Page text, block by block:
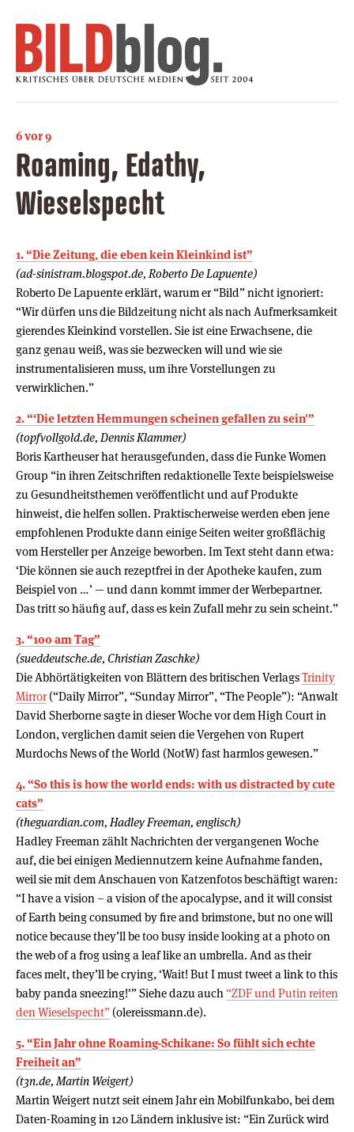
6 vor 9
Roaming, Edathy,
Wieselspecht
1. “Die Zeitung, die eben kein Kleinkind ist”
(ad-sinistram.blogspot.de, Roberto De Lapuente)
Roberto De Lapuente erklärt, warum er “Bild” nicht ignoriert:
“Wir dürfen uns die Bildzeitung nicht als nach Aufmerksamkeit
gierendes Kleinkind vorstellen. Sie ist eine Erwachsene, die
ganz genau weiß, was sie bezwecken will und wie sie
instrumentalisieren muss, um ihre Vorstellungen zu
verwirklichen.”
2. “‘Die letzten Hemmungen scheinen gefallen zu sein'”
(topfvollgold.de, Dennis Klammer)
Boris Kartheuser hat herausgefunden, dass die Funke Women
Group “in ihren Zeitschriften redaktionelle Texte beispielsweise
zu Gesundheitsthemen veröffentlicht und auf Produkte
hinweist, die helfen sollen. Praktischerweise werden eben jene
empfohlenen Produkte dann einige Seiten weiter großflächig
vom Hersteller per Anzeige beworben. Im Text steht dann etwa:
‘Die können sie auch rezeptfrei in der Apotheke kaufen, zum
Beispiel von …’ — und dann kommt immer der Werbepartner.
Das tritt so häufig auf, dass es kein Zufall mehr zu sein scheint.”
3. “100 am Tag”
(sueddeutsche.de, Christian Zaschke)
Die Abhörtätigkeiten von Blättern des britischen VerlagsTrinity
Mirror(“Daily Mirror”, “Sunday Mirror”, “The People”): “Anwalt
David Sherborne sagte in dieser Woche vor dem High Court in
London, verglichen damit seien die Vergehen von Rupert
Murdochs News of the World (NotW) fast harmlos gewesen.”
4. “So this is how the world ends: with us distracted by cute
cats”
(theguardian.com, Hadley Freeman, englisch)
Hadley Freeman zählt Nachrichten der vergangenen Woche
auf, die bei einigen Mediennutzern keine Aufnahme fanden,
weil sie mit dem Anschauen von Katzenfotos beschäftigt waren:
“I have a vision – a vision of the apocalypse, and it will consist
of Earth being consumed by fire and brimstone, but no one will
notice because they’ll be too busy inside looking at a photo on
the web of a frog using a leaf like an umbrella. And as their
faces melt, they’ll be crying, ‘Wait! But I must tweet a link to this
baby panda sneezing!'” Siehe dazu auch “ZDF und Putin reiten
den Wieselspecht” (olereissmann.de).
5. “Ein Jahr ohne Roaming-Schikane: So fühlt sich echte
Freiheit an”
(t3n.de, Martin Weigert)
Martin Weigert nutzt seit einem Jahr ein Mobilfunkabo, bei dem
Daten-Roaming in 120 Ländern inklusive ist: “Ein Zurück wird